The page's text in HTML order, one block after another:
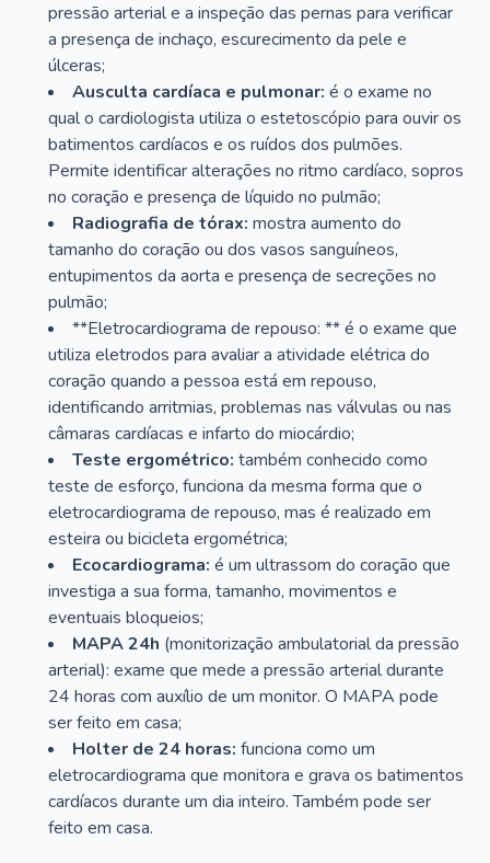
pressão arterial e a inspeção das pernas para verificar
a presença de inchaço, escurecimento da pele e
úlceras;
Ausculta cardíaca e pulmonar: é o exame no
qual o cardiologista utiliza o estetoscópio para ouvir os
batimentos cardíacos e os ruídos dos pulmões.
Permite identificar alterações no ritmo cardíaco, sopros
no coração e presença de líquido no pulmão;
Radiografia de tórax: mostra aumento do
tamanho do coração ou dos vasos sanguíneos,
entupimentos da aorta e presença de secreções no
pulmão;
**Eletrocardiograma de repouso: ** é o exame que
utiliza eletrodos para avaliar a atividade elétrica do
coração quando a pessoa está em repouso,
identificando arritmias, problemas nas válvulas ou nas
câmaras cardíacas e infarto do miocárdio;
Teste ergométrico: também conhecido como
teste de esforço, funciona da mesma forma que o
eletrocardiograma de repouso, mas é realizado em
esteira ou bicicleta ergométrica;
Ecocardiograma: é um ultrassom do coração que
investiga a sua forma, tamanho, movimentos e
eventuais bloqueios;
MAPA 24h (monitorização ambulatorial da pressão
arterial): exame que mede a pressão arterial durante
24 horas com auxílio de um monitor. O MAPA pode
ser feito em casa;
Holter de 24 horas: funciona como um
eletrocardiograma que monitora e grava os batimentos
cardíacos durante um dia inteiro. Também pode ser
feito em casa.